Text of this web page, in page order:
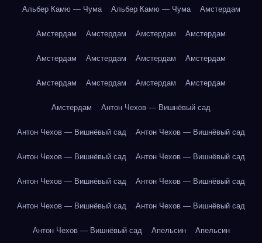
Альбер Камю — Чума Альбер Камю — Чума Амстердам
Амстердам Амстердам Амстердам Амстердам
Амстердам Амстердам Амстердам Амстердам
Амстердам Амстердам Амстердам Амстердам
Амстердам Антон Чехов — Вишнёвый сад
Антон Чехов — Вишнёвый сад Антон Чехов — Вишнёвый сад
Антон Чехов — Вишнёвый сад Антон Чехов — Вишнёвый сад
Антон Чехов — Вишнёвый сад Антон Чехов — Вишнёвый сад
Антон Чехов — Вишнёвый сад Антон Чехов — Вишнёвый сад
Антон Чехов — Вишнёвый сад Апельсин Апельсин